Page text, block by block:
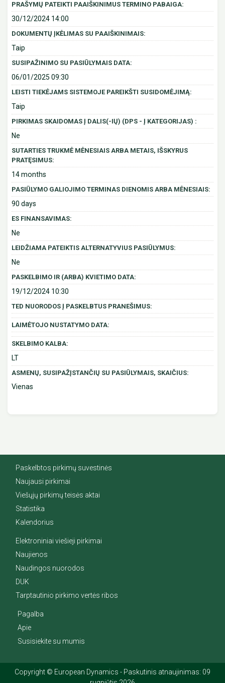
PRAŠYMŲ PATEIKTI PAAIŠKINIMUS TERMINO PABAIGA:
30/12/2024 14:00
DOKUMENTŲ ĮKĖLIMAS SU PAAIŠKINIMAIS:
Taip
SUSIPAŽINIMO SU PASIŪLYMAIS DATA:
06/01/2025 09:30
LEISTI TIEKĖJAMS SISTEMOJE PAREIKŠTI SUSIDOMĖJIMĄ:
Taip
PIRKIMAS SKAIDOMAS Į DALIS(-IŲ) (DPS - Į KATEGORIJAS) :
Ne
SUTARTIES TRUKMĖ MĖNESIAIS ARBA METAIS, IŠSKYRUS
PRATĘSIMUS:
14 months
PASIŪLYMO GALIOJIMO TERMINAS DIENOMIS ARBA MĖNESIAIS:
90 days
ES FINANSAVIMAS:
Ne
LEIDŽIAMA PATEIKTIS ALTERNATYVIUS PASIŪLYMUS:
Ne
PASKELBIMO IR (ARBA) KVIETIMO DATA:
19/12/2024 10:30
TED NUORODOS Į PASKELBTUS PRANEŠIMUS:
LAIMĖTOJO NUSTATYMO DATA:
SKELBIMO KALBA:
LT
ASMENŲ, SUSIPAŽĮSTANČIŲ SU PASIŪLYMAIS, SKAIČIUS:
Vienas
Paskelbtos pirkimų suvestinės
Naujausi pirkimai
Viešųjų pirkimų teisės aktai
Statistika
Kalendorius
Elektroniniai viešieji pirkimai
Naujienos
Naudingos nuorodos
DUK
Tarptautinio pirkimo vertės ribos
Pagalba
Apie
Susisiekite su mumis
Copyright © European Dynamics - Paskutinis atnaujinimas: 09